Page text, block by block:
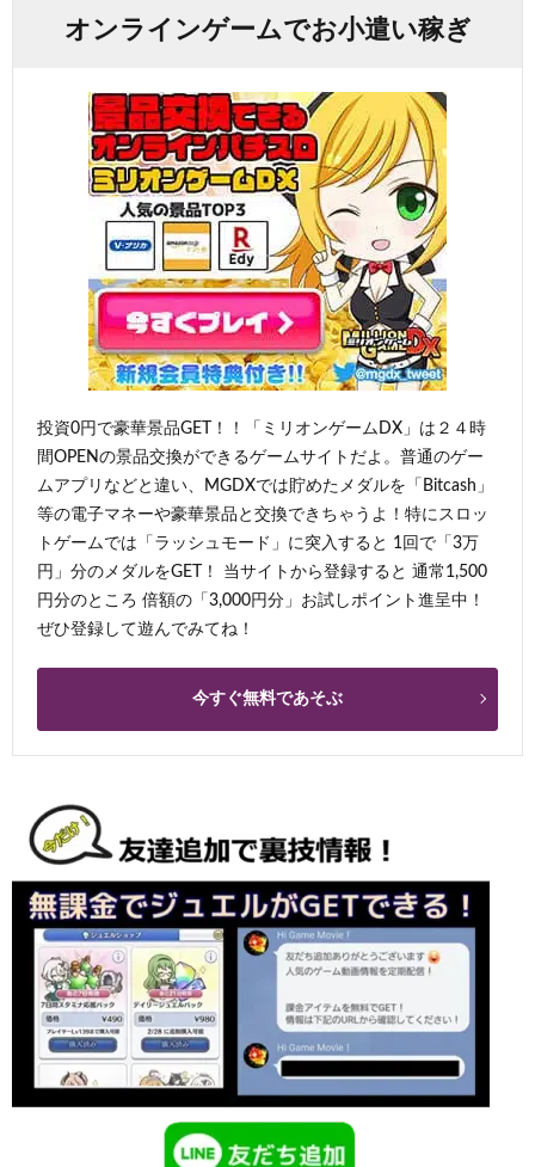
オンラインゲームでお小遣い稼ぎ
投資0円で豪華景品GET！！「ミリオンゲームDX」は２４時
間OPENの景品交換ができるゲームサイトだよ。普通のゲー
ムアプリなどと違い、MGDXでは貯めたメダルを「Bitcash」
等の電子マネーや豪華景品と交換できちゃうよ！特にスロッ
トゲームでは「ラッシュモード」に突入すると 1回で「3万
円」分のメダルをGET！ 当サイトから登録すると 通常1,500
円分のところ 倍額の「3,000円分」お試しポイント進呈中！
ぜひ登録して遊んでみてね！
今すぐ無料であそぶ